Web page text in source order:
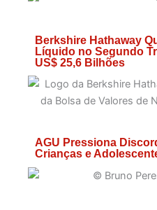
Berkshire Hathaway
Líquido no Segundo
US$ 25,6 Bilhões
AGU Pressiona
Crianças e